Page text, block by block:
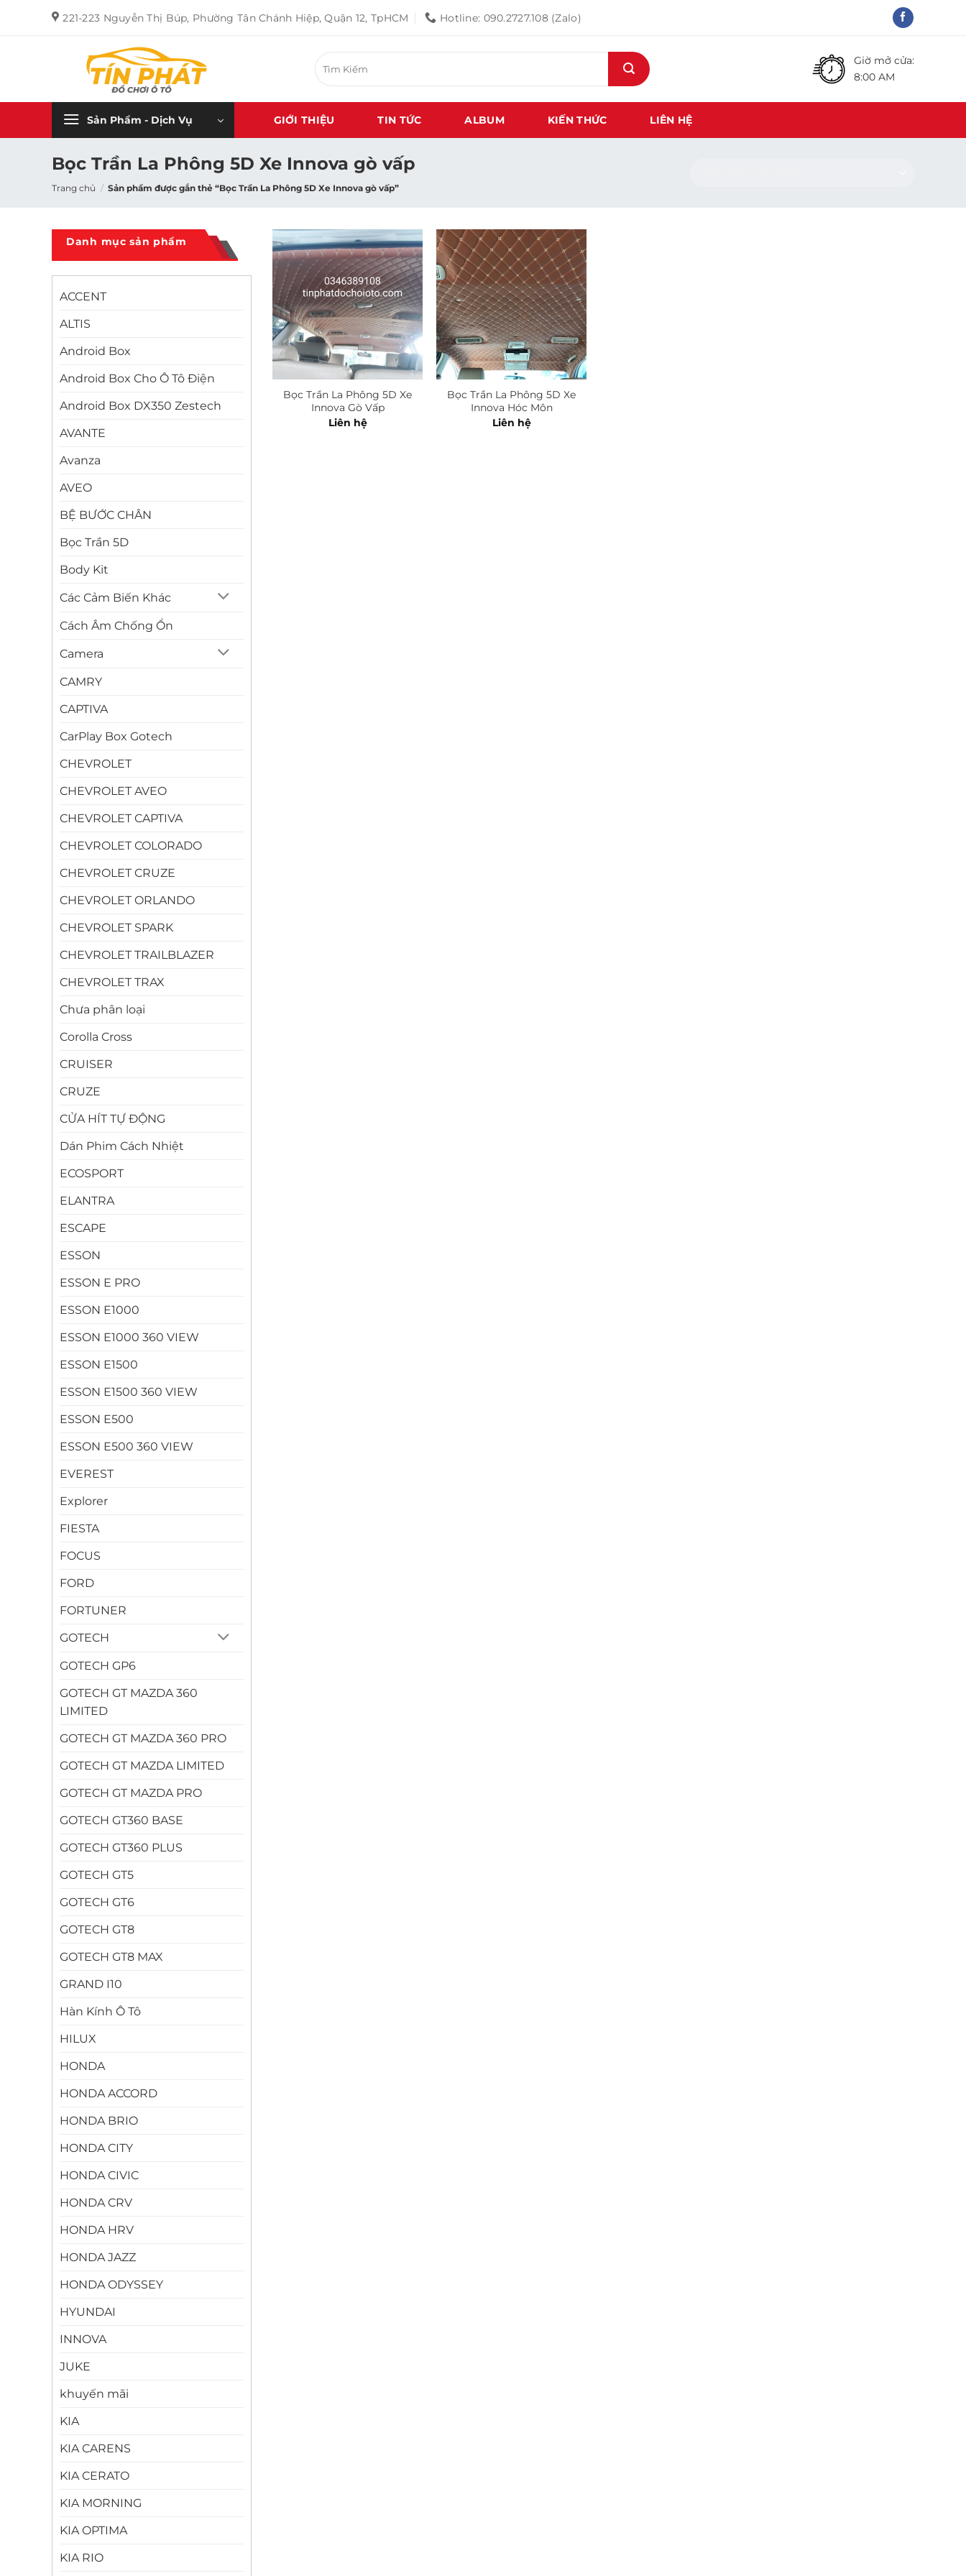
221-223 Nguyễn Thị Búp, Phường Tân Chánh Hiệp, Quận 12, TpHCM Hotline: 090.2727.108 (Zalo)
kiếm:
Giờ mở cửa:
8:00 AM
Sản Phẩm - Dịch Vụ GIỚI THIỆU TIN TỨC ALBUM KIẾN THỨC LIÊN HỆ
Bọc Trần La Phông 5D Xe Innova gò vấp
Trang chủ / Sản phẩm được gắn thẻ “Bọc Trần La Phông 5D Xe Innova gò vấp”
Danh mục sản phẩm
ACCENT
ALTIS
Android Box
Android Box Cho Ô Tô Điện
Android Box DX350 Zestech
AVANTE
Avanza
AVEO
BỆ BƯỚC CHÂN
Bọc Trần 5D
Body Kit
Các Cảm Biến Khác
Cách Âm Chống Ồn
Camera
CAMRY
CAPTIVA
CarPlay Box Gotech
CHEVROLET
CHEVROLET AVEO
CHEVROLET CAPTIVA
CHEVROLET COLORADO
CHEVROLET CRUZE
CHEVROLET ORLANDO
CHEVROLET SPARK
CHEVROLET TRAILBLAZER
CHEVROLET TRAX
Chưa phân loại
Corolla Cross
CRUISER
CRUZE
CỬA HÍT TỰ ĐỘNG
Dán Phim Cách Nhiệt
ECOSPORT
ELANTRA
ESCAPE
ESSON
ESSON E PRO
ESSON E1000
ESSON E1000 360 VIEW
ESSON E1500
ESSON E1500 360 VIEW
ESSON E500
ESSON E500 360 VIEW
EVEREST
Explorer
FIESTA
FOCUS
FORD
FORTUNER
GOTECH
GOTECH GP6
GOTECH GT MAZDA 360
LIMITED
GOTECH GT MAZDA 360 PRO
GOTECH GT MAZDA LIMITED
GOTECH GT MAZDA PRO
GOTECH GT360 BASE
GOTECH GT360 PLUS
GOTECH GT5
GOTECH GT6
GOTECH GT8
GOTECH GT8 MAX
GRAND I10
Hàn Kính Ô Tô
HILUX
HONDA
HONDA ACCORD
HONDA BRIO
HONDA CITY
HONDA CIVIC
HONDA CRV
HONDA HRV
HONDA JAZZ
HONDA ODYSSEY
HYUNDAI
INNOVA
JUKE
khuyến mãi
KIA
KIA CARENS
KIA CERATO
KIA MORNING
KIA OPTIMA
KIA RIO
Bọc Trần La Phông 5D Xe
Innova Gò Vấp
Liên hệ
Bọc Trần La Phông 5D Xe
Innova Hóc Môn
Liên hệ